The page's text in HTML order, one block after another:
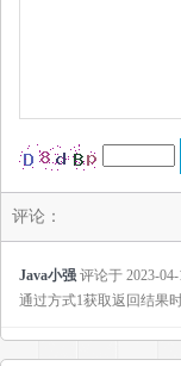
评论：
Java小强 评论于 2023-
通过方式1获取返回结果